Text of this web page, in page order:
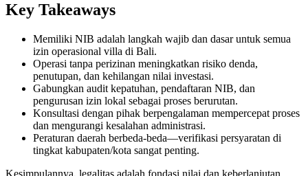
Bali’s Natural Springs Are Amongst the Island’s
Canggu Favourite Luigis Enters a New Chapter
British Resident Left in Tears by Lombok Litter
Smoke Scare at Bali Airport, Operations
Bali’s Shocking Tourism Decline: Property
Key Takeaways
Memiliki NIB adalah langkah wajib dan dasar untuk semua
izin operasional villa di Bali.
Operasi tanpa perizinan meningkatkan risiko denda,
penutupan, dan kehilangan nilai investasi.
Gabungkan audit kepatuhan, pendaftaran NIB, dan
pengurusan izin lokal sebagai proses berurutan.
Konsultasi dengan pihak berpengalaman mempercepat proses
dan mengurangi kesalahan administrasi.
Peraturan daerah berbeda-beda—verifikasi persyaratan di
tingkat kabupaten/kota sangat penting.
Kesimpulannya, legalitas adalah fondasi nilai dan keberlanjutan